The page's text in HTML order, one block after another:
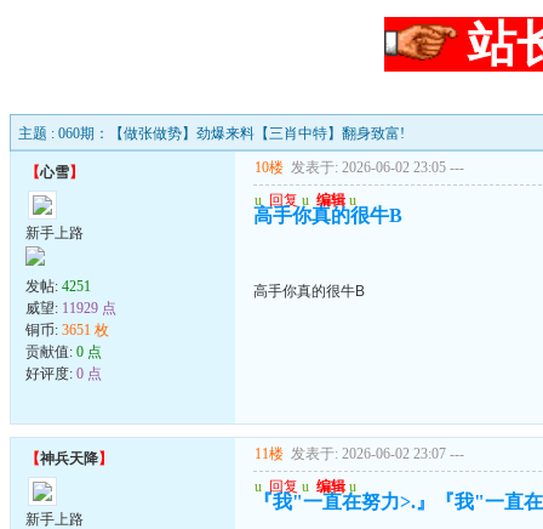
站
主题 : 060期：【做张做势】劲爆来料【三肖中特】翻身致富!
【心雪】
新手上路
发帖: 4251
威望: 11929 点
铜币: 3651 枚
贡献值: 0 点
好评度: 0 点
10楼 发表于: 2026-06-02 23:05 ---
u 回复 u 编辑 u
高手你真的很牛B
高手你真的很牛B
【神兵天降】
新手上路
11楼 发表于: 2026-06-02 23:07 ---
u 回复 u 编辑 u
『我"一直在努力>.』『我"一直